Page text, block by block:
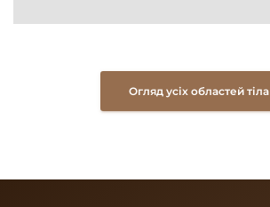
Огляд усіх областей тіла